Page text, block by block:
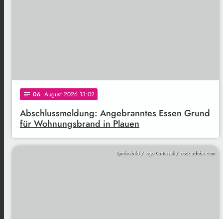
notes 06. August 2026 13:02
Abschlussmeldung: Angebranntes Essen Grund
für Wohnungsbrand in Plauen
Symbolbild / Ingo Bartussek / stock.adobe.com